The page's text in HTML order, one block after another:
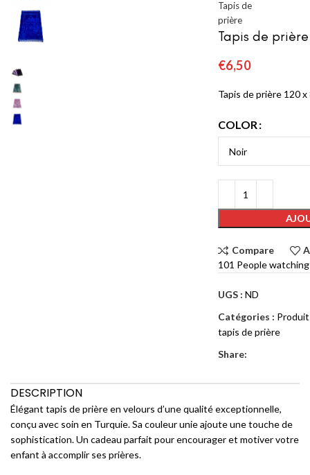
Tapis de
prière
Tapis de prière
€6,50
Tapis de prière 120 x
COLOR
Compare
101 People
UGS : ND
Catégories :
tapis de prière
Share:
DESCRIPTION
Élégant tapis de prière en velours d’une qualité exceptionnelle,
conçu avec soin en Turquie. Sa couleur unie ajoute une touche de
sophistication. Un cadeau parfait pour encourager et motiver votre
enfant à accomplir ses prières.